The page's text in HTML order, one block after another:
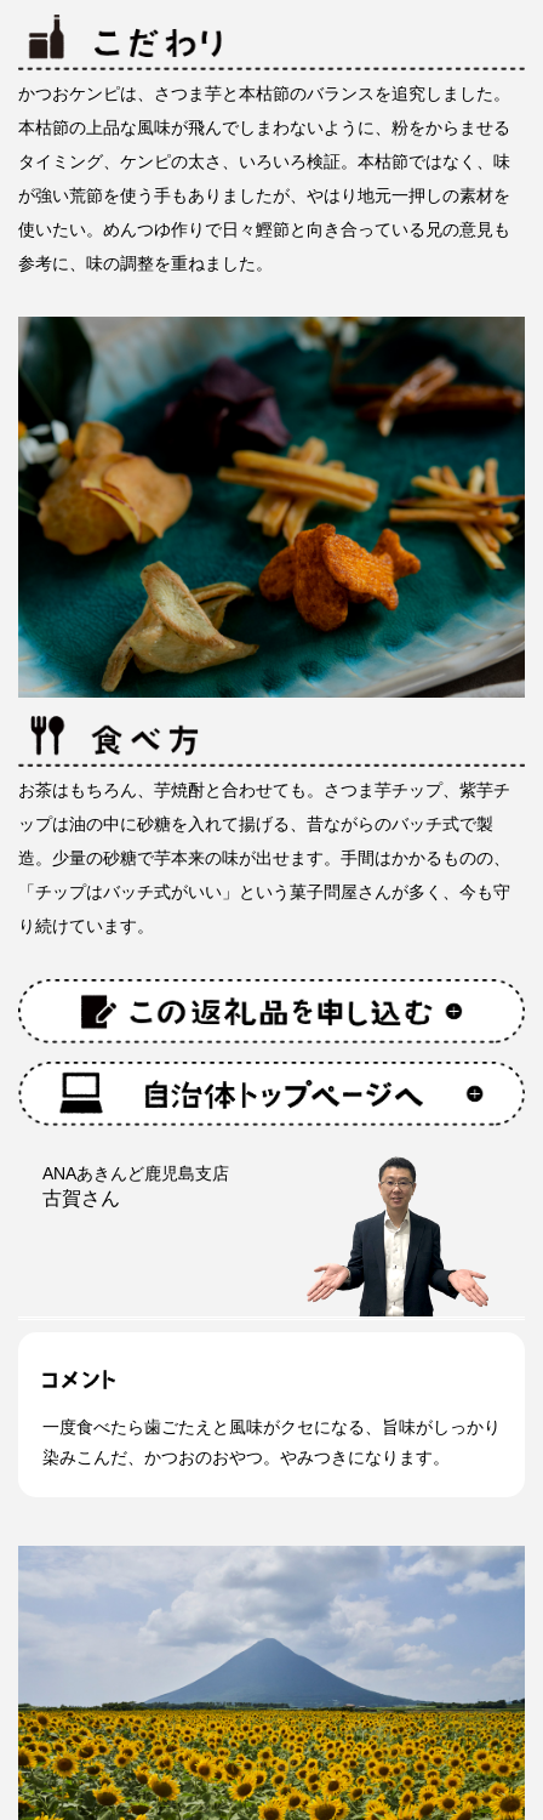
かつおケンピは、さつま芋と本枯節のバランスを追究しました。
本枯節の上品な風味が飛んでしまわないように、粉をからませる
タイミング、ケンピの太さ、いろいろ検証。本枯節ではなく、味
が強い荒節を使う手もありましたが、やはり地元一押しの素材を
使いたい。めんつゆ作りで日々鰹節と向き合っている兄の意見も
参考に、味の調整を重ねました。
お茶はもちろん、芋焼酎と合わせても。さつま芋チップ、紫芋チ
ップは油の中に砂糖を入れて揚げる、昔ながらのバッチ式で製
造。少量の砂糖で芋本来の味が出せます。手間はかかるものの、
「チップはバッチ式がいい」という菓子問屋さんが多く、今も守
り続けています。
ANAあきんど鹿児島支店
古賀さん
一度食べたら歯ごたえと風味がクセになる、旨味がしっかり
染みこんだ、かつおのおやつ。やみつきになります。